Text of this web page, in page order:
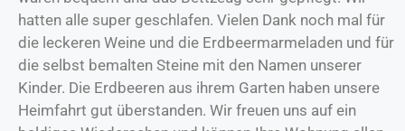
hatten alle super geschlafen. Vielen Dank noch mal für
die leckeren Weine und die Erdbeermarmeladen und für
die selbst bemalten Steine mit den Namen unserer
Kinder. Die Erdbeeren aus ihrem Garten haben unsere
Heimfahrt gut überstanden. Wir freuen uns auf ein